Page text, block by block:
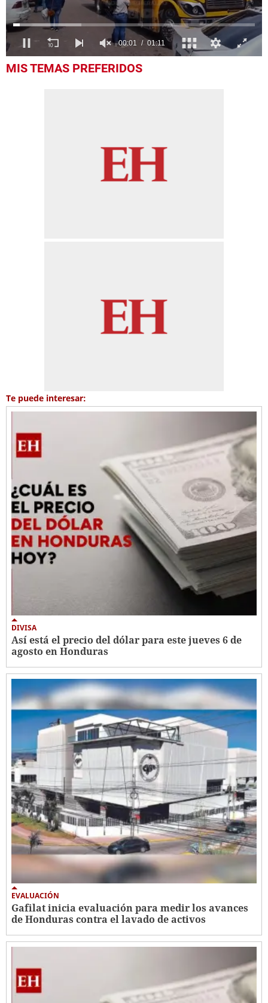
seconds
MIS TEMAS PREFERIDOS
Te puede interesar:
DIVISA
Así está el precio del dólar para este jueves 6 de
agosto en Honduras
EVALUACIÓN
Gafilat inicia evaluación para medir los avances
de Honduras contra el lavado de activos